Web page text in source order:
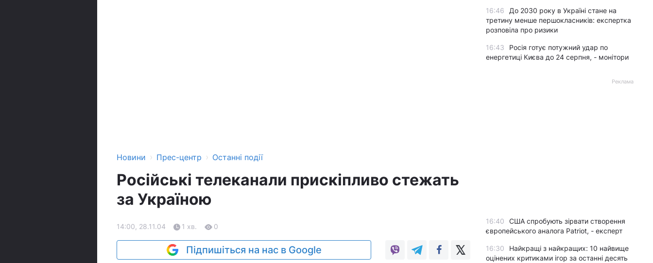
Новини › Прес-центр › Останні події
Російські телеканали прискіпливо стежать
за Україною
14:00, 28.11.04 1 хв. 0
Підпишіться на нас в Google
16:46
До 2030 року в Україні стане на
третину менше першокласників: експертка
розповіла про ризики
16:43
Росія готує потужний удар по
енергетиці Києва до 24 серпня, - монітори
Реклама
16:40
США спробують зірвати створення
європейського аналога Patriot, - експерт
16:30
Найкращі з найкращих: 10 найвище
оцінених критиками ігор за останні десять